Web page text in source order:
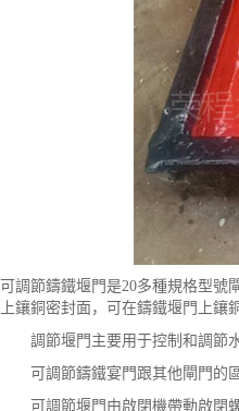
可調節鑄鐵堰門是20多種規格型號
上鑲銅密封面，可在鑄鐵堰門上鑲
調節堰門主要用于控制和調節水
可調節鑄鐵宴門跟其他閘門的區
可調節堰門由啟閉機帶動啟閉螺